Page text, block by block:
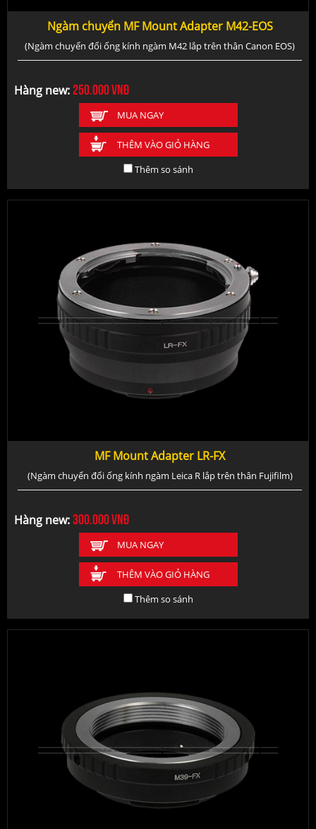
Ngàm chuyển MF Mount Adapter M42-EOS
(Ngàm chuyển đổi ống kính ngàm M42 lắp trên thân Canon EOS)
Hàng new:250.000vnđ
MUA NGAY
THÊM VÀO GIỎ HÀNG
Thêm so sánh
MF Mount Adapter LR-FX
(Ngàm chuyển đổi ống kính ngàm Leica R lắp trên thân Fujifilm)
Hàng new:300.000vnđ
MUA NGAY
THÊM VÀO GIỎ HÀNG
Thêm so sánh